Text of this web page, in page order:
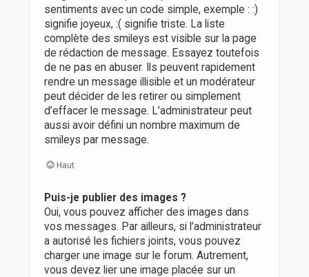
sentiments avec un code simple, exemple : :)
signifie joyeux, :( signifie triste. La liste
complète des smileys est visible sur la page
de rédaction de message. Essayez toutefois
de ne pas en abuser. Ils peuvent rapidement
rendre un message illisible et un modérateur
peut décider de les retirer ou simplement
d’effacer le message. L’administrateur peut
aussi avoir défini un nombre maximum de
smileys par message.
Haut
Puis-je publier des images ?
Oui, vous pouvez afficher des images dans
vos messages. Par ailleurs, si l’administrateur
a autorisé les fichiers joints, vous pouvez
charger une image sur le forum. Autrement,
vous devez lier une image placée sur un